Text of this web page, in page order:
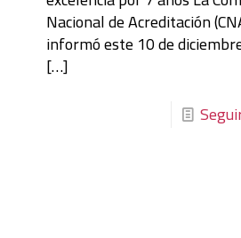
Nacional de Acreditación
informó este 10 de
[…]